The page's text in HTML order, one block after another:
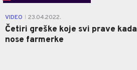
VIDEO 23.04.2022.
Četiri greške koje svi prave kada
nose farmerke